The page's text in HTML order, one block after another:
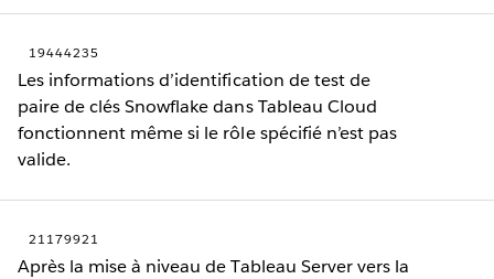
19444235
Les informations d’identification de test de
paire de clés Snowflake dans Tableau Cloud
fonctionnent même si le rôle spécifié n’est pas
valide.
21179921
Après la mise à niveau de Tableau Server vers la